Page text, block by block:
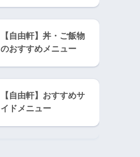
【自由軒】丼・ご飯物
のおすすめメニュー
【自由軒】おすすめサ
イドメニュー